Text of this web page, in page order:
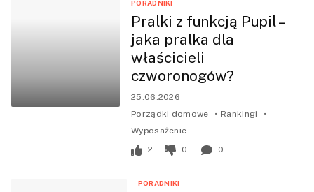
PORADNIKI
25.06.2026
Pralki z funkcją Pupil –
jaka pralka dla
właścicieli
czworonogów?
Porządki domowe
Rankingi
Wyposażenie
2
0 0
PORADNIKI